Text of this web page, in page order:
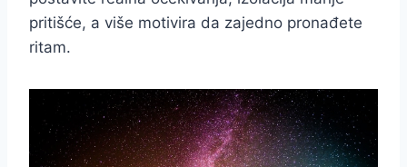
pritišće, a više motivira da zajedno pronađete
ritam.